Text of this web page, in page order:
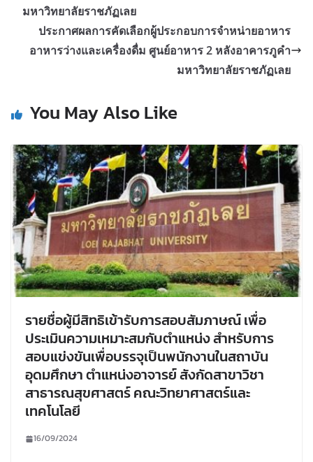
มหาวิทยาลัยราชภัฏเลย
ประกาศผลการคัดเลือกผู้ประกอบการจำหน่ายอาหาร
อาหารว่างและเครื่องดื่ม ศูนย์อาหาร 2 หลังอาคารภูคำ
มหาวิทยาลัยราชภัฏเลย
You May Also Like
รายชื่อผู้มีสิทธิเข้ารับการสอบสัมภาษณ์ เพื่อ
ประเมินความเหมาะสมกับตำแหน่ง สำหรับการ
สอบแข่งขันเพื่อบรรจุเป็นพนักงานในสถาบัน
อุดมศึกษา ตำแหน่งอาจารย์ สังกัดสาขาวิชา
สาธารณสุขศาสตร์ คณะวิทยาศาสตร์และ
เทคโนโลยี
16/09/2024